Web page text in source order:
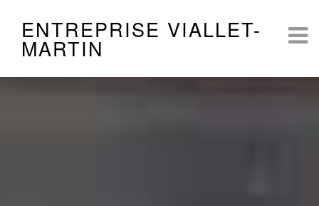
ENTREPRISE VIALLET-
MARTIN